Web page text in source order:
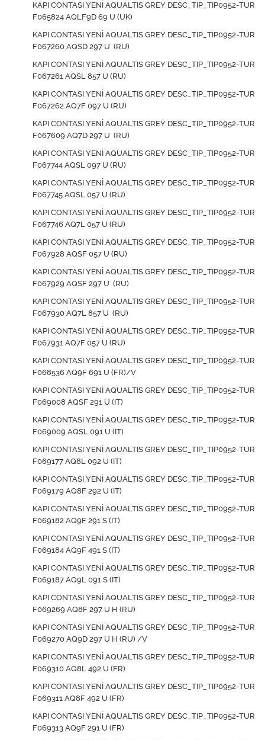
KAPI CONTASI YENİ AQUALTIS GREY DESC_TIP_TIP0952-TUR
F065824 AQLF9D 69 U (UK)
KAPI CONTASI YENİ AQUALTIS GREY DESC_TIP_TIP0952-TUR
F067260 AQSD 297 U (RU)
KAPI CONTASI YENİ AQUALTIS GREY DESC_TIP_TIP0952-TUR
F067261 AQSL 857 U (RU)
KAPI CONTASI YENİ AQUALTIS GREY DESC_TIP_TIP0952-TUR
F067262 AQ7F 097 U (RU)
KAPI CONTASI YENİ AQUALTIS GREY DESC_TIP_TIP0952-TUR
F067609 AQ7D 297 U (RU)
KAPI CONTASI YENİ AQUALTIS GREY DESC_TIP_TIP0952-TUR
F067744 AQSL 097 U (RU)
KAPI CONTASI YENİ AQUALTIS GREY DESC_TIP_TIP0952-TUR
F067745 AQSL 057 U (RU)
KAPI CONTASI YENİ AQUALTIS GREY DESC_TIP_TIP0952-TUR
F067746 AQ7L 057 U (RU)
KAPI CONTASI YENİ AQUALTIS GREY DESC_TIP_TIP0952-TUR
F067928 AQSF 057 U (RU)
KAPI CONTASI YENİ AQUALTIS GREY DESC_TIP_TIP0952-TUR
F067929 AQSF 297 U (RU)
KAPI CONTASI YENİ AQUALTIS GREY DESC_TIP_TIP0952-TUR
F067930 AQ7L 857 U (RU)
KAPI CONTASI YENİ AQUALTIS GREY DESC_TIP_TIP0952-TUR
F067931 AQ7F 057 U (RU)
KAPI CONTASI YENİ AQUALTIS GREY DESC_TIP_TIP0952-TUR
F068536 AQ9F 691 U (FR)/V
KAPI CONTASI YENİ AQUALTIS GREY DESC_TIP_TIP0952-TUR
F069008 AQSF 291 U (IT)
KAPI CONTASI YENİ AQUALTIS GREY DESC_TIP_TIP0952-TUR
F069009 AQSL 091 U (IT)
KAPI CONTASI YENİ AQUALTIS GREY DESC_TIP_TIP0952-TUR
F069177 AQ8L 092 U (IT)
KAPI CONTASI YENİ AQUALTIS GREY DESC_TIP_TIP0952-TUR
F069179 AQ8F 292 U (IT)
KAPI CONTASI YENİ AQUALTIS GREY DESC_TIP_TIP0952-TUR
F069182 AQ9F 291 S (IT)
KAPI CONTASI YENİ AQUALTIS GREY DESC_TIP_TIP0952-TUR
F069184 AQ9F 491 S (IT)
KAPI CONTASI YENİ AQUALTIS GREY DESC_TIP_TIP0952-TUR
F069187 AQ9L 091 S (IT)
KAPI CONTASI YENİ AQUALTIS GREY DESC_TIP_TIP0952-TUR
F069269 AQ8F 297 U H (RU)
KAPI CONTASI YENİ AQUALTIS GREY DESC_TIP_TIP0952-TUR
F069270 AQ9D 297 U H (RU) /V
KAPI CONTASI YENİ AQUALTIS GREY DESC_TIP_TIP0952-TUR
F069310 AQ8L 492 U (FR)
KAPI CONTASI YENİ AQUALTIS GREY DESC_TIP_TIP0952-TUR
F069311 AQ8F 492 U (FR)
KAPI CONTASI YENİ AQUALTIS GREY DESC_TIP_TIP0952-TUR
F069313 AQ9F 291 U (FR)